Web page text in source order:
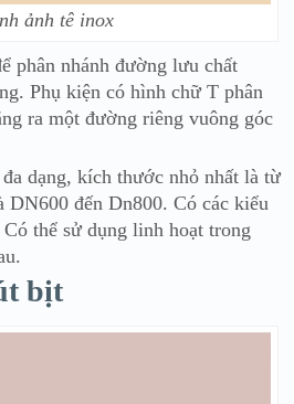
ảnh tê inox
phân nhánh đường lưu chất
Phụ kiện có hình chữ T phân
ra một đường riêng vuông góc
dạng, kích thước nhỏ nhất là từ
đến Dn800. Có các kiểu
thể sử dụng linh hoạt trong
bịt